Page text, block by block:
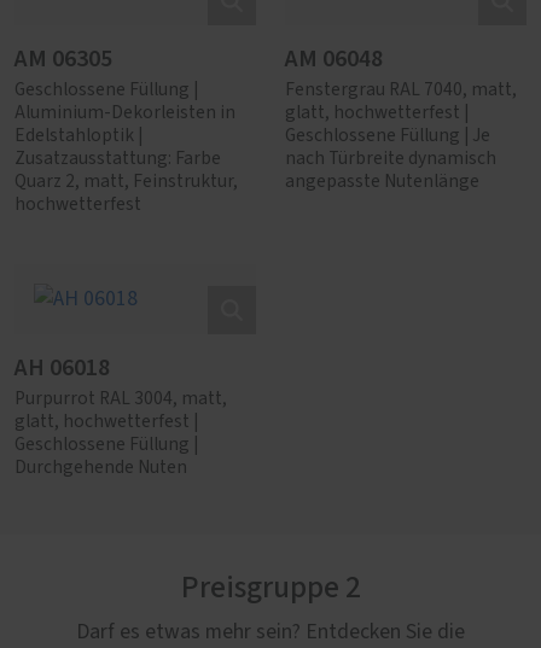
AM 06305
Geschlossene Füllung |
Aluminium-Dekorleisten in
Edelstahloptik |
Zusatzausstattung: Farbe
Quarz 2, matt, Feinstruktur,
hochwetterfest
AM 06048
Fenstergrau RAL 7040, matt,
glatt, hochwetterfest |
Geschlossene Füllung | Je
nach Türbreite dynamisch
angepasste Nutenlänge
AH 06018
Purpurrot RAL 3004, matt,
glatt, hochwetterfest |
Geschlossene Füllung |
Durchgehende Nuten
Preisgruppe 2
Darf es etwas mehr sein? Entdecken Sie die